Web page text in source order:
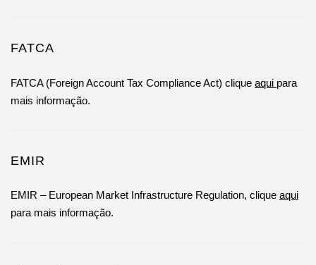
FATCA
FATCA (Foreign Account Tax Compliance Act) clique aqui para
mais informação.
EMIR
EMIR – European Market Infrastructure Regulation, clique aqui
para mais informação.